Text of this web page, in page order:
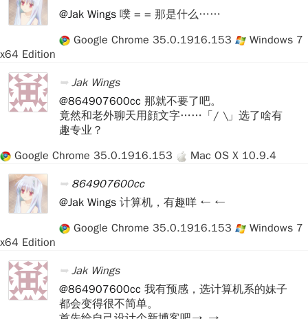
@Jak Wings 噗 = = 那是什么……
Google Chrome 35.0.1916.153
Windows 7
x64 Edition
Jak Wings
@864907600cc 那就不要了吧。
竟然和老外聊天用顔文字……「/ \」选了啥有
趣专业？
Google Chrome 35.0.1916.153
Mac OS X 10.9.4
864907600cc
@Jak Wings 计算机，有趣咩 ← ←
Google Chrome 35.0.1916.153
Windows 7
x64 Edition
Jak Wings
@864907600cc 我有预感，选计算机系的妹子
都会变得很不简单。